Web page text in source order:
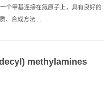
个甲基连接在氮原子上，具有良好的
、合成方法 ...
methylamines